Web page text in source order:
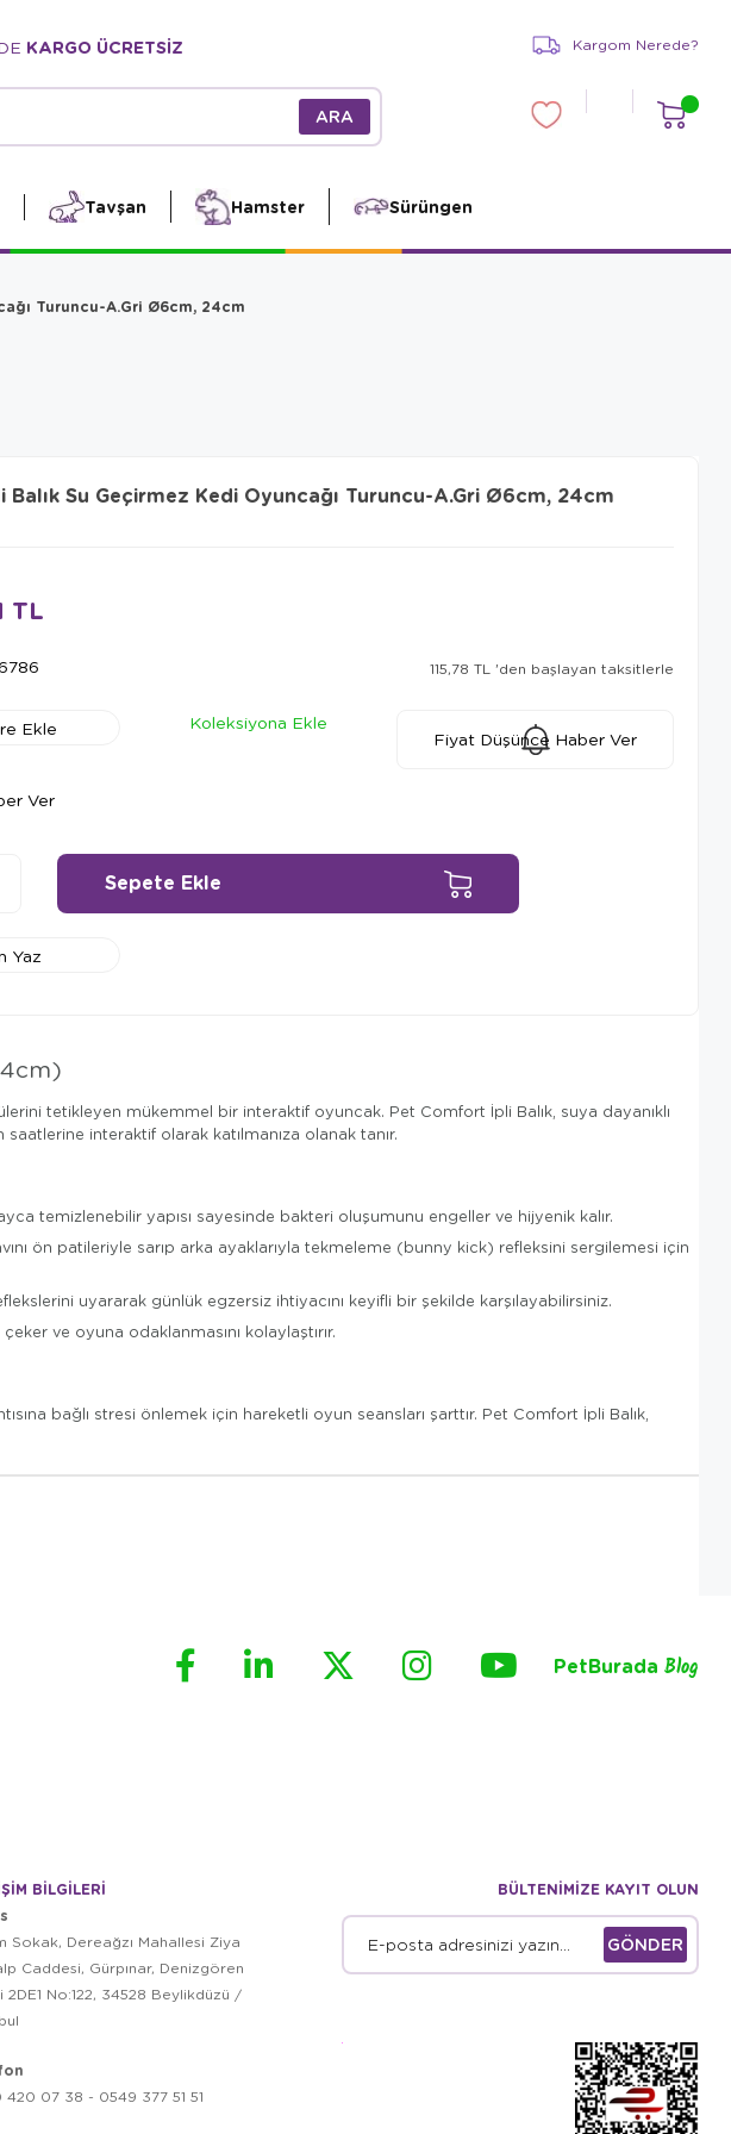
KARGO ÜCRETSİZ Kargom Nerede?
Tavşan Hamster Sürüngen
Turuncu-A.Gri Ø6cm, 24cm
Su Geçirmez Kedi Oyuncağı Turuncu-A.Gri Ø6cm, 24cm
TL
115,78 TL 'den başlayan taksitlerle
Ekle
Koleksiyona Ekle
Fiyat Düşünce Haber Ver
Ver
Yaz
tetikleyen mükemmel bir interaktif oyuncak. Pet Comfort İpli Balık, suya dayanıklı
interaktif olarak katılmanıza olanak tanır.
temizlenebilir yapısı sayesinde bakteri oluşumunu engeller ve hijyenik kalır.
ön patileriyle sarıp arka ayaklarıyla tekmeleme (bunny kick) refleksini sergilemesi için
uyararak günlük egzersiz ihtiyacını keyifli bir şekilde karşılayabilirsiniz.
ve oyuna odaklanmasını kolaylaştırır.
bağlı stresi önlemek için hareketli oyun seansları şarttır. Pet Comfort İpli Balık,
PetBurada Blog
BİLGİLERİ
Sokak, Dereağzı Mahallesi Ziya
Caddesi, Gürpınar, Denizgören
2DE1 No:122, 34528 Beylikdüzü /
420 07 38 - 0549 377 51 51
BÜLTENİMİZE KAYIT OLUN
GÖNDER